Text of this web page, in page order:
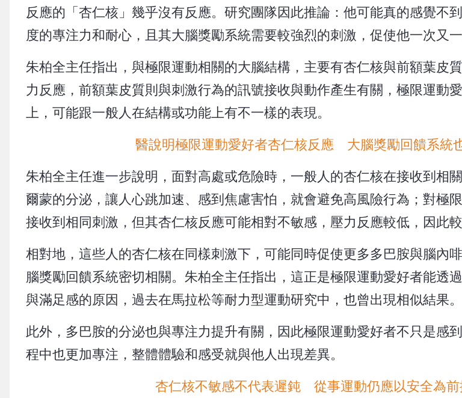
反應的「杏仁核」幾乎沒有反應。研究團隊因此推論：他可能真的感覺不
度的專注力和耐心，且其大腦獎勵系統需要較強烈的刺激，促使他一次又
朱柏全主任指出，與極限運動相關的大腦結構，主要有杏仁核與前額葉皮
力反應，前額葉皮質則與刺激行為的訊號接收與動作產生有關，極限運動
上，可能跟一般人在結構或功能上有不一樣的表現。
醫說明極限運動愛好者杏仁核反應 大腦獎勵回饋系統
朱柏全主任進一步說明，面對高處或危險時，一般人的杏仁核在接收到相
爾蒙的分泌，讓人心跳加速、感到焦慮害怕，就會避免高風險行為；對極
接收到相同刺激，但其杏仁核反應可能相對不敏感，壓力反應較低，因此較
相對地，這些人的杏仁核在同樣刺激下，可能同時促使更多多巴胺與腦內
腦獎勵回饋系統密切相關。朱柏全主任指出，這正是極限運動愛好者能透
與滿足感的原因，過去在馬拉松等耐力型運動研究中，也曾出現相似結果。
此外，多巴胺的分泌也與專注力提升有關，因此極限運動愛好者不只是感
程中也更加專注，整體體驗和感受就與他人出現差異。
杏仁核不敏感不代表遲鈍 從事運動仍應以安全為前